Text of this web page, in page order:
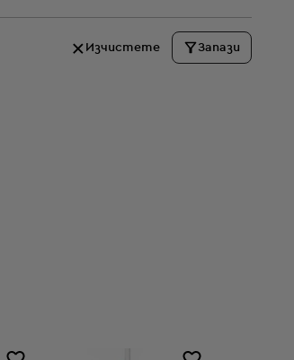
Изчистете Запази